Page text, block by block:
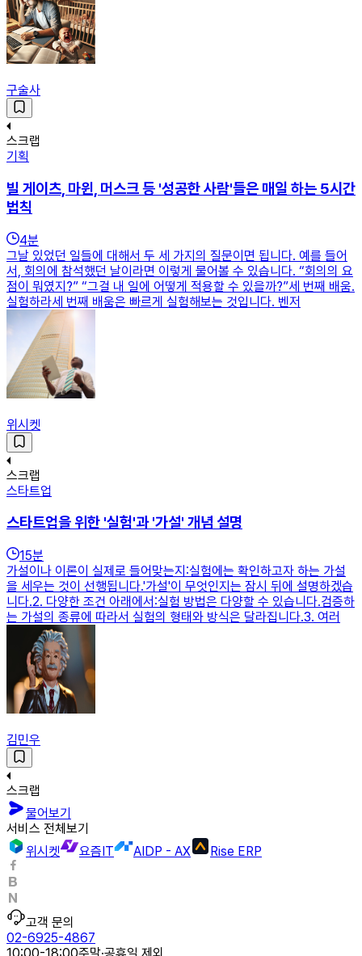
구술사
스크랩
기획
빌 게이츠, 마윈, 머스크 등 '성공한 사람'들은 매일 하는 5시간
법칙
4분
그날 있었던 일들에 대해서 두 세 가지의 질문이면 됩니다. 예를 들어
서, 회의에 참석했던 날이라면 이렇게 물어볼 수 있습니다. “회의의 요
점이 뭐였지?” “그걸 내 일에 어떻게 적용할 수 있을까?”세 번째 배움.
실험하라세 번째 배움은 빠르게 실험해보는 것입니다. 벤저
위시켓
스크랩
스타트업
스타트업을 위한 '실험'과 '가설' 개념 설명
15분
가설이나 이론이 실제로 들어맞는지:실험에는 확인하고자 하는 가설
을 세우는 것이 선행됩니다.'가설'이 무엇인지는 잠시 뒤에 설명하겠습
니다.2. 다양한 조건 아래에서:실험 방법은 다양할 수 있습니다.검증하
는 가설의 종류에 따라서 실험의 형태와 방식은 달라집니다.3. 여러
김민우
스크랩
물어보기
서비스 전체보기
위시켓
요즘IT AIDP - AX Rise ERP
고객 문의
02-6925-4867